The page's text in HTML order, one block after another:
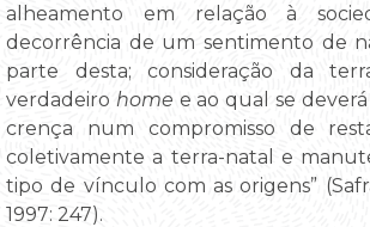
alheamento em relação à
decorrência de um sentimento de
parte desta; consideração da
verdadeiro home e ao qual se
crença num compromisso de
coletivamente a terra-natal e
tipo de vínculo com as origens”
1997: 247).